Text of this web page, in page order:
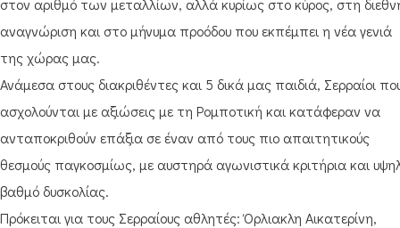
αναγνώριση και στο μήνυμα προόδου που εκπέμπει η νέα γενιά
της χώρας μας.
Ανάμεσα στους διακριθέντες και 5 δικά μας παιδιά, Σερραίοι
ασχολούνται με αξιώσεις με τη Ρομποτική και κατάφεραν να
ανταποκριθούν επάξια σε έναν από τους πιο απαιτητικούς
θεσμούς παγκοσμίως, με αυστηρά αγωνιστικά κριτήρια και
βαθμό δυσκολίας.
Πρόκειται για τους Σερραίους αθλητές: Όρλιακλη Αικατερίνη,